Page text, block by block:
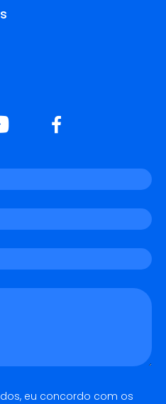
eu concordo com os